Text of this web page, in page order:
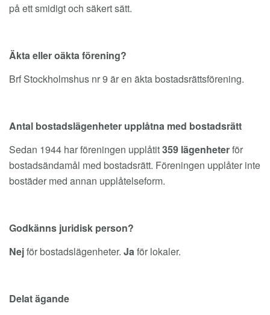
på ett smidigt och säkert sätt.
Äkta eller oäkta förening?
Brf Stockholmshus nr 9 är en äkta bostadsrättsförening.
Antal bostadslägenheter upplåtna med bostadsrätt
Sedan 1944 har föreningen upplåtit359 lägenheterför
bostadsändamål med bostadsrätt. Föreningen upplåter inte
bostäder med annan upplåtelseform.
Godkänns juridisk person?
Nejför bostadslägenheter. Jaför lokaler.
Delat ägande